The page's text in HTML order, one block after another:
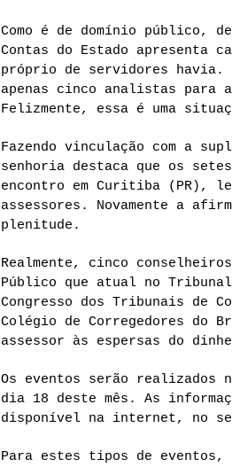
Como é de domínio público,
Contas do Estado apresenta
próprio de servidores havia.
apenas cinco analistas para
Felizmente, essa é uma
Fazendo vinculação com a
senhoria destaca que os
encontro em Curitiba (PR),
assessores. Novamente a
plenitude.
Realmente, cinco
Público que atual no
Congresso dos Tribunais de
Colégio de Corregedores do
assessor às espersas do
Os eventos serão realizados
dia 18 deste mês. As
disponível na internet, no
Para estes tipos de eventos,